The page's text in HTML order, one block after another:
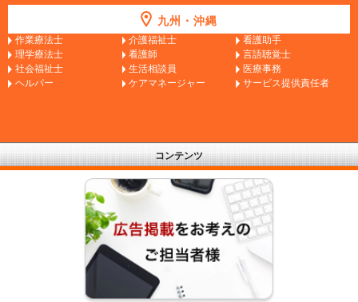
九州・沖縄
作業療法士 介護福祉士
看護助手
理学療法士
看護師
言語聴覚士
社会福祉士
生活相談員
医療事務
ヘルパー
ケアマネージャー サービス提供責任者
コンテンツ